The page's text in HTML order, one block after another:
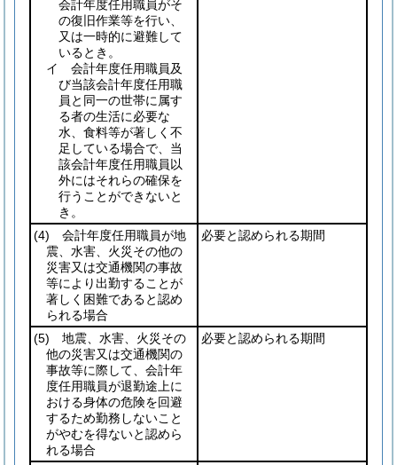
会計年度任用職員がそ
の復旧作業等を行い、
又は一時的に避難して
いるとき。
イ 会計年度任用職員及
び当該会計年度任用職
員と同一の世帯に属す
る者の生活に必要な
水、食料等が著しく不
足している場合で、当
該会計年度任用職員以
外にはそれらの確保を
行うことができないと
き。
(4) 会計年度任用職員が地
震、水害、火災その他の
災害又は交通機関の事故
等により出勤することが
著しく困難であると認め
られる場合
必要と認められる期間
(5) 地震、水害、火災その
他の災害又は交通機関の
事故等に際して、会計年
度任用職員が退勤途上に
おける身体の危険を回避
するため勤務しないこと
がやむを得ないと認めら
れる場合
必要と認められる期間